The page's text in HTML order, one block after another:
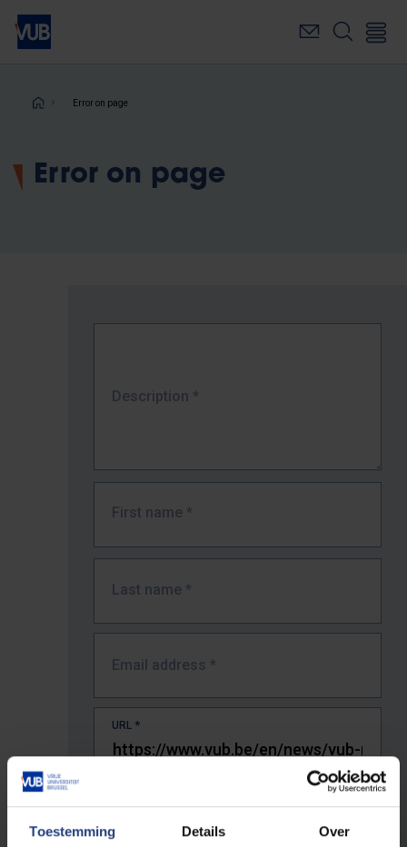
Toestemming Details Over
Skip
main
Breadcrumb
Error on page
Error on page
Description *
First name *
Last name *
Email address *
URL *
The full URL of the page where you encountered the error.